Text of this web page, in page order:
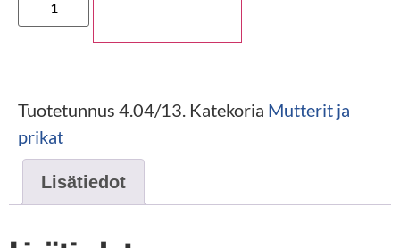
Tuotetunnus 4.04/13. Katekoria Mutterit ja
prikat
Lisätiedot